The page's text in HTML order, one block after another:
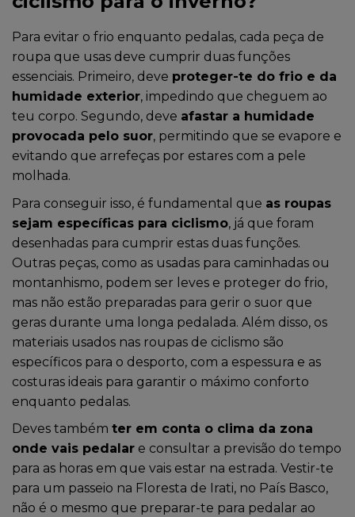
Para evitar o frio enquanto pedalas, cada peça de
roupa que usas deve cumprir duas funções
essenciais. Primeiro, deve proteger-te do frio e da
humidade exterior, impedindo que cheguem ao
teu corpo. Segundo, deve afastar a humidade
provocada pelo suor, permitindo que se evapore e
evitando que arrefeças por estares com a pele
molhada.
Para conseguir isso, é fundamental que as roupas
sejam específicas para ciclismo, já que foram
desenhadas para cumprir estas duas funções.
Outras peças, como as usadas para caminhadas ou
montanhismo, podem ser leves e proteger do frio,
mas não estão preparadas para gerir o suor que
geras durante uma longa pedalada. Além disso, os
materiais usados nas roupas de ciclismo são
específicos para o desporto, com a espessura e as
costuras ideais para garantir o máximo conforto
enquanto pedalas.
Deves também ter em conta o clima da zona
onde vais pedalar e consultar a previsão do tempo
para as horas em que vais estar na estrada. Vestir-te
para um passeio na Floresta de Irati, no País Basco,
não é o mesmo que preparar-te para pedalar ao